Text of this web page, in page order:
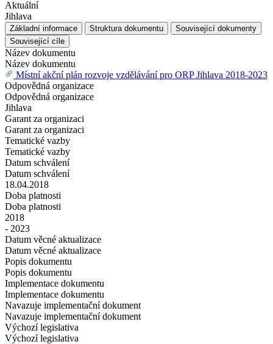
Aktuální
Jihlava
Základní informace Struktura dokumentu
Související dokumenty
Související cíle
Název dokumentu
Název dokumentu
Místní akční plán rozvoje vzdělávání pro ORP Jihlava 2018-2023
Odpovědná organizace
Odpovědná organizace
Jihlava
Garant za organizaci
Garant za organizaci
Tematické vazby
Tematické vazby
Datum schválení
Datum schválení
18.04.2018
Doba platnosti
Doba platnosti
2018
- 2023
Datum věcné aktualizace
Datum věcné aktualizace
Popis dokumentu
Popis dokumentu
Implementace dokumentu
Implementace dokumentu
Navazuje implementační dokument
Navazuje implementační dokument
Výchozí legislativa
Výchozí legislativa